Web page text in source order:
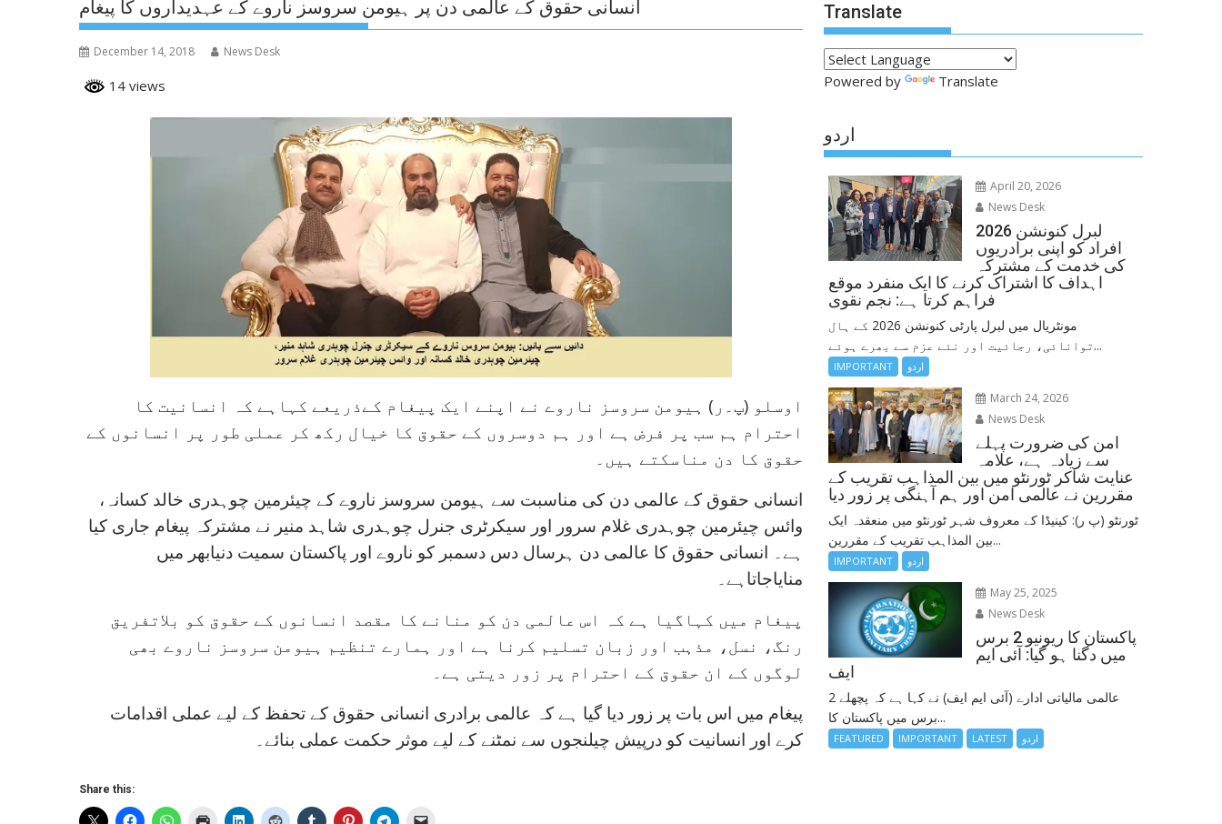
انسانی حقوق کے عالمی دن پر ہیومن سروسز ناروے کے عہدیداروں کا پیغام
December 14, 2018 News Desk
14 views
احترام ہم سب پر فرض ہے اور ہم دوسروں کے حقوق کا خیال رکھ کر عملی طور پر انسانوں کے
حقوق کا دن مناسکتے ہیں۔
انسانی حقوق کے عالمی دن کی مناسبت سے ہیومن سروسز ناروے کے چیئرمین چوہدری خالد کسانہ،
وائس چیئرمین چوہدری غلام سرور اور سیکرٹری جنرل چوہدری شاہد منیر نے مشترکہ پیغام جاری کیا
ہے۔ انسانی حقوق کا عالمی دن ہرسال دس دسمبر کو ناروے اور پاکستان سمیت دنیابھر میں
منایاجاتاہے۔
پیغام میں کہاگیا ہے کہ اس عالمی دن کو منانے کا مقصد انسانوں کے حقوق کو بلاتفریق
رنگ، نسل، مذہب اور زبان تسلیم کرنا ہے اور ہمارے تنظیم ہیومن سروسز ناروے بھی
لوگوں کے ان حقوق کے احترام پر زور دیتی ہے۔
پیغام میں اس بات پر زور دیا گیا ہے کہ عالمی برادری انسانی حقوق کے تحفظ کے لیے عملی اقدامات
کرے اور انسانیت کو درپیش چیلنجوں سے نمٹنے کے لیے موثر حکمت عملی بنائے۔
Share this:
Translate
Powered by Translate
اردو
April 20, 2026
News Desk
لبرل کنونشن 2026
افراد کو اپنی برادریوں
کی خدمت کے مشترکہ
اہداف کا اشتراک کرنے کا ایک منفرد موقع
فراہم کرتا ہے: نجم نقوی
مونٹریال میں لبرل پارٹی کنونشن 2026 کے ہال
توانائی، رجائیت اور نئے عزم سے بھرے ہوئے...
IMPORTANT اردو
March 24, 2026
News Desk
امن کی ضرورت پہلے
سے زیادہ ہے، علامہ
عنایت شاکر ٹورنٹو میں بین المذاہب تقریب کے
مقررین نے عالمی امن اور ہم آہنگی پر زور دیا
ٹورنٹو (پ ر): کینیڈا کے معروف شہر ٹورنٹو میں منعقدہ ایک
بین المذاہب تقریب کے مقررین...
IMPORTANT اردو
May 25, 2025
News Desk
پاکستان کا ریونیو 2 برس
میں دگنا ہو گیا: آئی ایم
ایف
عالمی مالیاتی ادارے (آئی ایم ایف) نے کہا ہے کہ پچھلے 2
برس میں پاکستان کا...
FEATURED IMPORTANT LATEST اردو